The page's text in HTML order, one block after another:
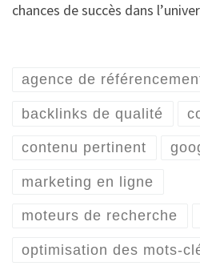
chances de succès dans
agence de
backlinks de qualité
contenu pertinent
marketing en ligne
moteurs de recherche
optimisation des mots-